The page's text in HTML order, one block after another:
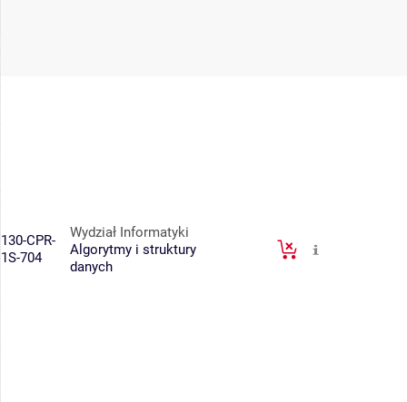
130-CPR-
1S-704
Wydział Informatyki
Algorytmy i struktury
danych